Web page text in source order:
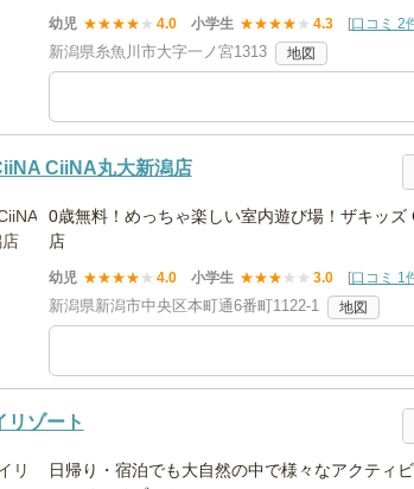
幼児 ★★★★ ★ 4.0 小学生 ★★★★ ★ 4.3 [口コミ 2
新潟県糸魚川市大字一ノ宮1313 地図
CiiNA丸大新潟店
0歳無料！めっちゃ楽しい室内遊び場！ザキッズ
店
幼児 ★★★★ ★ 4.0 小学生 ★★★ ★ ★ 3.0 [口コミ 1
新潟県新潟市中央区本町通6番町1122-1 地図
リゾート
日帰り・宿泊でも大自然の中で様々なアクティ